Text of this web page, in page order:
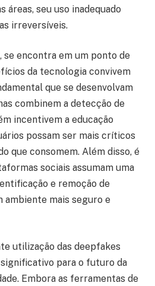
áreas, seu uso inadequado
irreversíveis.
se encontra em um ponto de
da tecnologia convivem
que se desenvolvam
combinem a detecção de
incentivem a educação
possam ser mais críticos
que consomem. Além disso, é
sociais assumam uma
e remoção de
ambiente mais seguro e
utilização das deepfakes
para o futuro da
Embora as ferramentas de